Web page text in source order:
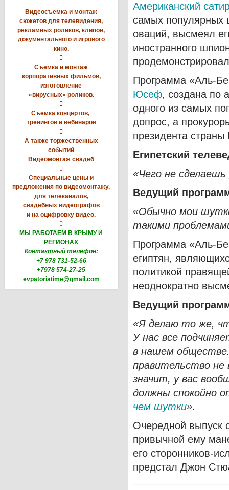
Видеосъемка и монтаж
сюжетов для телевидения,
рекламных роликов, клипов,
документального и игрового
кино.

Съемка и монтаж
корпоративных фильмов,
изготовление
«вирусных» роликов.

Съемка концертов,
тренингов и вебинаров

А также торжественных
событий
Видеомонтаж свадеб

Специальные цены и
предложения по видеомонтажу,
для телеканалов,
свадебных видеографов
и на оцифровку видео.

МЫ РАБОТАЕМ В КРЫМУ И
РЕГИОНАХ
Контактный телефон:
+7 978 731-52-66
+7978 574-27-25
evpatoriatime@gmail.com
Американский
самых популярных
оваций, высмеял
иностранного
Программа «Аль-
Юсеф, создана по
одного из самых
допрос, а
президента
Египетский
«Чего не
Ведущий
«Обычно мои
такими
Программа «Аль-
египтян,
политикой
неоднократно
Ведущий
«Я делаю то же,
У нас все
в нашем
правительство не
значит, у вас
должны спокойно
чем шутки».
Очередной выпуск
привычной ему
его сторонников-
предстал Джон